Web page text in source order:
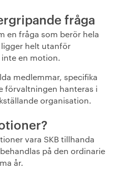
-
+
fråga
en fråga som berör hela
helt utanför
en motion.
medlemmar, specifika
förvaltningen hanteras i
organisation.
vara SKB tillhanda
på den ordinarie
år.